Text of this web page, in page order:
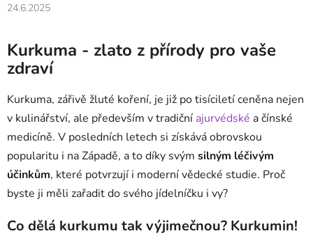
24.6.2025
Kurkuma - zlato z přírody pro vaše
zdraví
Kurkuma, zářivě žluté koření, je již po tisíciletí ceněna nejen
v kulinářství, ale především v tradiční ajurvédské a čínské
medicíně. V posledních letech si získává obrovskou
popularitu i na Západě, a to díky svým silným léčivým
účinkům, které potvrzují i moderní vědecké studie. Proč
byste ji měli zařadit do svého jídelníčku i vy?
Co dělá kurkumu tak výjimečnou? Kurkumin!